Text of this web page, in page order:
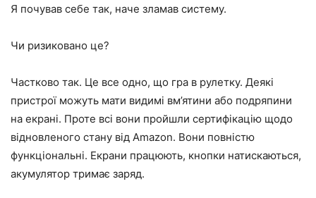
Я почував себе так, наче зламав систему.
Чи ризиковано це?
Частково так. Це все одно, що гра в рулетку. Деякі
пристрої можуть мати видимі вм’ятини або подряпини
на екрані. Проте всі вони пройшли сертифікацію щодо
відновленого стану від Amazon. Вони повністю
функціональні. Екрани працюють, кнопки натискаються,
акумулятор тримає заряд.